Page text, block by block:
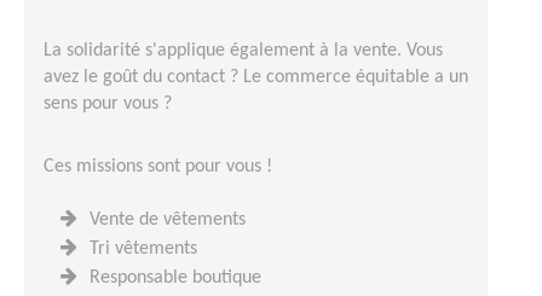
La solidarité s'applique également à la vente. Vous
avez le goût du contact ? Le commerce équitable a un
sens pour vous ?
Ces missions sont pour vous !
Vente de vêtements
Tri vêtements
Responsable boutique